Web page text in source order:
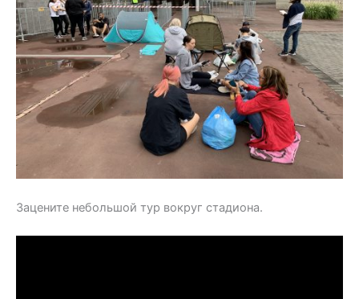
Зацените небольшой тур вокруг стадиона.